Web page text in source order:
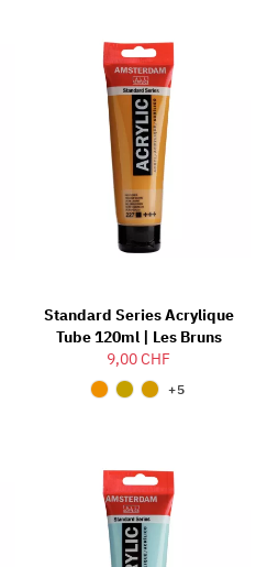
Standard Series Acrylique
Tube 120ml | Les Bruns
9,00 CHF
+5